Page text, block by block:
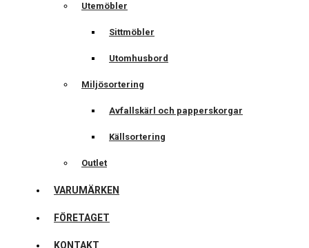
Utemöbler
Sittmöbler
Utomhusbord
Miljösortering
Avfallskärl och papperskorgar
Källsortering
Outlet
VARUMÄRKEN
FÖRETAGET
KONTAKT